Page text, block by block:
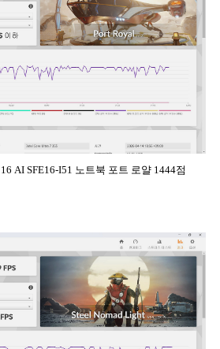
AI SFE16-I51 노트북 포트 로얄 1444점